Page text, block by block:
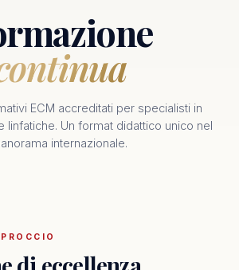
ECM accreditati per specialisti in
linfatiche. Un format didattico unico nel
internazionale.